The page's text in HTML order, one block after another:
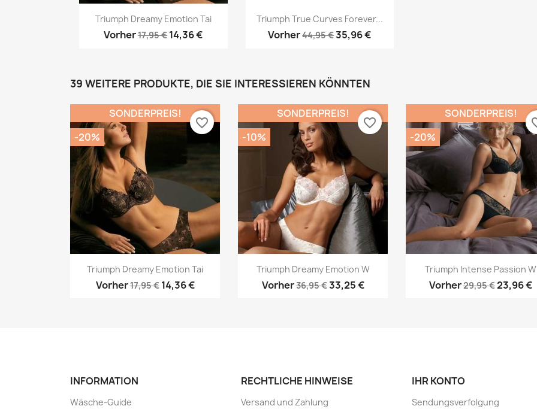
Vorschau
Triumph Dreamy Emotion Tai
Vorher17,95 €14,36 €
Vorschau
Triumph True Curves Forever...
Vorher44,95 €35,96 €
39 WEITERE PRODUKTE, DIE SIE INTERESSIEREN KÖNNTEN
Vorschau
Triumph Dreamy Emotion Tai
Vorher17,95 € 14,36 €
SONDERPREIS!
-20%
favorite_border
Vorschau
Triumph Dreamy Emotion W
Vorher36,95 €33,25 €
SONDERPREIS!
-10%
favorite_border
Vorschau
Triumph Intense Passion W
Vorher29,95 €23,96 €
SONDERPREIS!
-20%
INFORMATION
Wäsche-Guide
RECHTLICHE HINWEISE
Versand und Zahlung
IHR KONTO
Sendungsverfolgung